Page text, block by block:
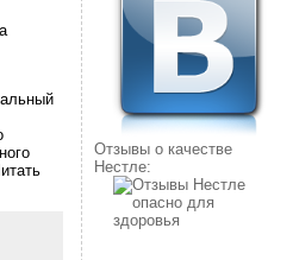
Отзывы о качестве
Нестле: